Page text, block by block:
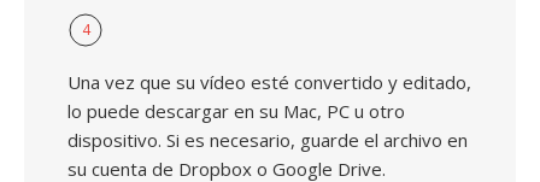
4
Una vez que su vídeo esté convertido y editado,
lo puede descargar en su Mac, PC u otro
dispositivo. Si es necesario, guarde el archivo en
su cuenta de Dropbox o Google Drive.